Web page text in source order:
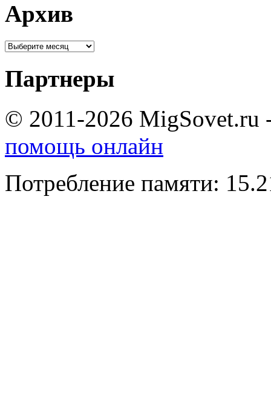
Архив
Партнеры
© 2011-2026 MigSovet.ru
помощь онлайн
Потребление памяти: